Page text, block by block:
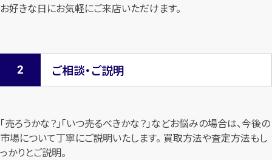
お好きな日にお気軽にご来店いただけます。
ご相談・ご説明
「売ろうかな？」「いつ売るべきかな？」などお悩みの場合は、今後の
市場について丁寧にご説明いたします。 買取方法や査定方法もし
っかりとご説明。